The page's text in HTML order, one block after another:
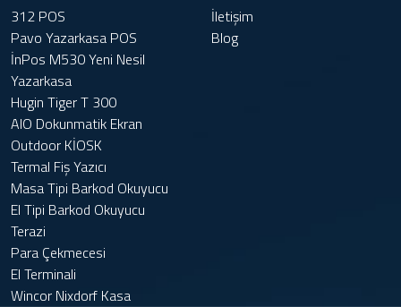
312 POS
Pavo Yazarkasa POS
İnPos M530 Yeni Nesil
Yazarkasa
Hugin Tiger T 300
AIO Dokunmatik Ekran
Outdoor KİOSK
Termal Fiş Yazıcı
Masa Tipi Barkod Okuyucu
El Tipi Barkod Okuyucu
Terazi
Para Çekmecesi
El Terminali
Wincor Nixdorf Kasa
İletişim
Blog